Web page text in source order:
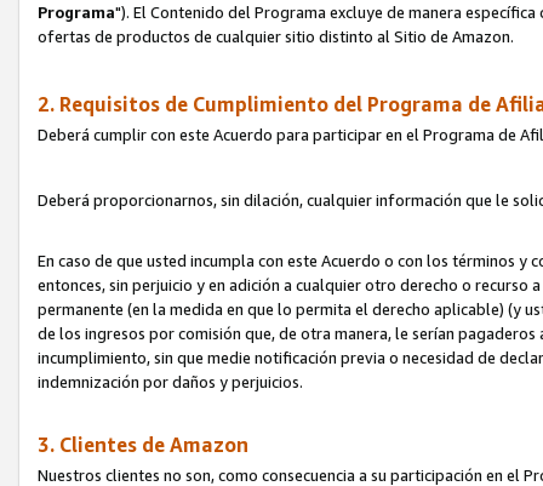
Programa"). El Contenido del Programa excluye de manera
ofertas de productos de cualquier sitio distinto al Sitio de Amazon.
2. Requisitos de Cumplimiento del Programa de
Deberá cumplir con este Acuerdo para participar en el Programa de
Deberá proporcionarnos, sin dilación, cualquier información que le
En caso de que usted incumpla con este Acuerdo o con los términos
entonces, sin perjuicio y en adición a cualquier otro derecho o
permanente (en la medida en que lo permita el derecho aplicable) (y
de los ingresos por comisión que, de otra manera, le serían
incumplimiento, sin que medie notificación previa o necesidad de
indemnización por daños y perjuicios.
3. Clientes de Amazon
Nuestros clientes no son, como consecuencia a su participación en el